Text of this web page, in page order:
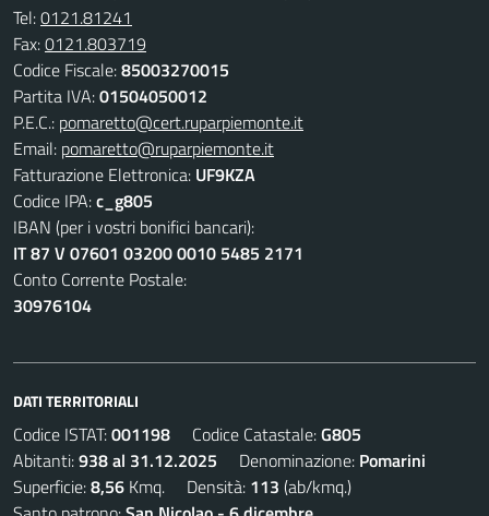
Tel:0121.81241
Fax:0121.803719
Codice Fiscale:85003270015
Partita IVA:01504050012
P.E.C.: pomaretto@cert.ruparpiemonte.it
Email: pomaretto@ruparpiemonte.it
Fatturazione Elettronica: UF9KZA
Codice IPA:c_g805
IBAN (per i vostri bonifici bancari):
IT 87 V 07601 03200 0010 5485 2171
Conto Corrente Postale:
30976104
DATI TERRITORIALI
Codice ISTAT:001198 Codice Catastale:G805
Abitanti:938 al 31.12.2025 Denominazione: Pomarini
Superficie:8,56 Kmq. Densità: 113 (ab/kmq.)